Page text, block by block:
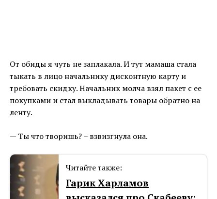
От обиды я чуть не заплакала. И тут мамаша стала
тыкать в лицо начальнику дисконтную карту и
требовать скидку. Начальник молча взял пакет с ее
покупками и стал выкладывать товары обратно на
ленту.
— Ты что творишь? – взвизгнула она.
Читайте также:
Гарик Харламов